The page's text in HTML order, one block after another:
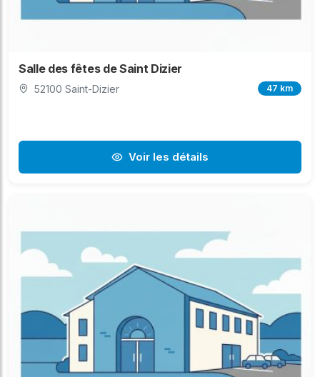
Salle des fêtes de Saint Dizier
52100 Saint-Dizier 47 km
Voir les détails